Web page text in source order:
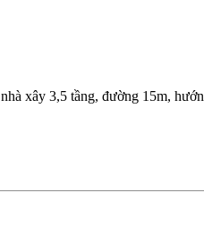
xây 3,5 tầng, đường 15m,